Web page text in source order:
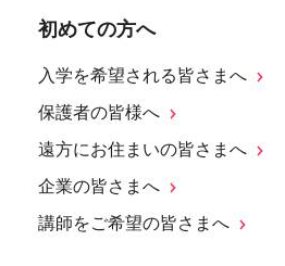
初めての方へ
入学を希望される皆さまへ
保護者の皆様へ
遠方にお住まいの皆さまへ
企業の皆さまへ
講師をご希望の皆さまへ